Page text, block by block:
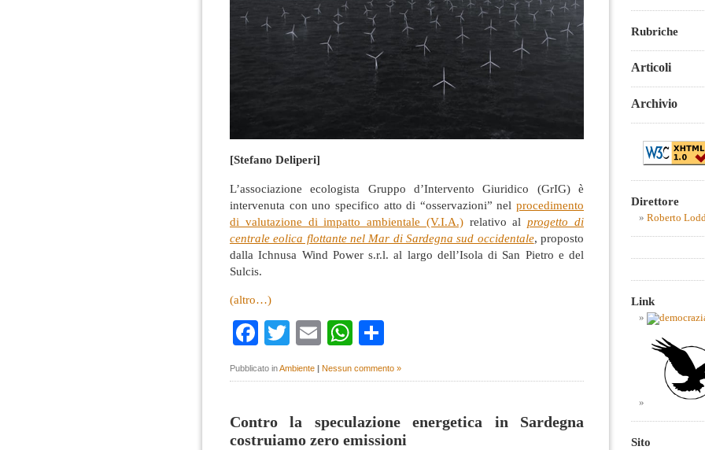
[Stefano Deliperi]
L’associazione ecologista Gruppo d’Intervento Giuridico (GrIG) è
intervenuta con uno specifico atto di “osservazioni” nel procedimento
di valutazione di impatto ambientale (V.I.A.)relativo alprogetto di
centrale eolica flottante nel Mar di Sardegna sud occidentale, proposto
dalla Ichnusa Wind Power s.r.l. al largo dell’Isola di San Pietro e del
Sulcis.
(altro…)
Facebook
TwitterEmailWhatsApp
Pubblicato inAmbiente Nessun commento »
Contro la speculazione energetica in Sardegna
costruiamo zero emissioni
Rubriche
Articoli
Archivio
Direttore
Roberto
Link
Sito